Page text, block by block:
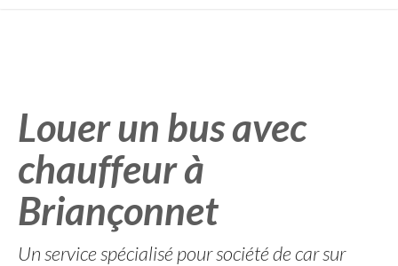
Louer un bus avec
chauffeur à
Briançonnet
Un service spécialisé pour société de car sur